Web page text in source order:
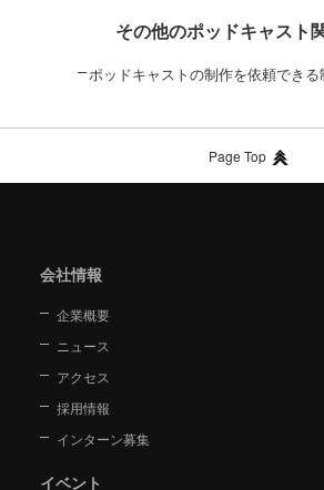
その他のポッドキャスト
ポッドキャストの制作を依頼でき
Page Top
会社情報
企業概要
ニュース
アクセス
採用情報
インターン募集
イベント